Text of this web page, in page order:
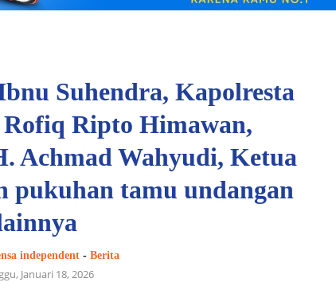
Suhendra, Kapolresta
Ripto Himawan,
Achmad Wahyudi, Ketua
pukuhan tamu undangan
independent- Berita
Januari 18, 2026